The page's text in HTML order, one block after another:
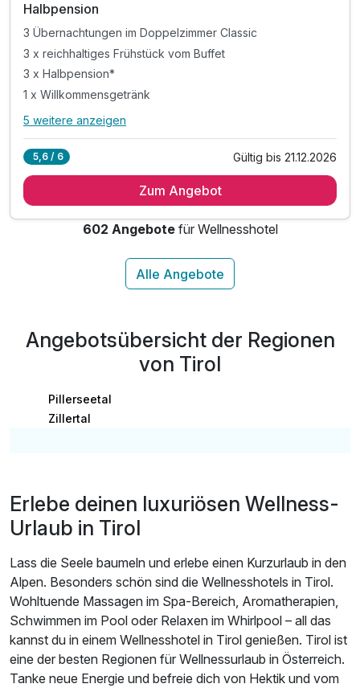
Halbpension
3 Übernachtungen im Doppelzimmer Classic
3 x reichhaltiges Frühstück vom Buffet
3 x Halbpension*
1 x Willkommensgetränk
Alle Inklusivleistungen
3 x reichhaltiges Frühstück vom Buffet
1 x Willkommensgetränk
inkl. Indoor- und Outdoor Aktivitätenprogramm
inkl. W-LAN im gesamten Haus
5 weitere anzeigen
5,6 / 6 Gültig bis 21.12.2026
Zum Angebot
602 Angebotefür Wellnesshotel
Angebotsübersicht der Regionen
von Tirol
Pillerseetal
Zillertal
Erlebe deinen luxuriösen Wellness-
Urlaub in Tirol
Lass die Seele baumeln und erlebe einen Kurzurlaub in den
Alpen. Besonders schön sind die Wellnesshotels in Tirol.
Wohltuende Massagen im Spa-Bereich, Aromatherapien,
Schwimmen im Pool oder Relaxen im Whirlpool – all das
kannst du in einem Wellnesshotel in Tirol genießen. Tirol ist
eine der besten Regionen für Wellnessurlaub in Österreich.
Tanke neue Energie und befreie dich von Hektik und vom